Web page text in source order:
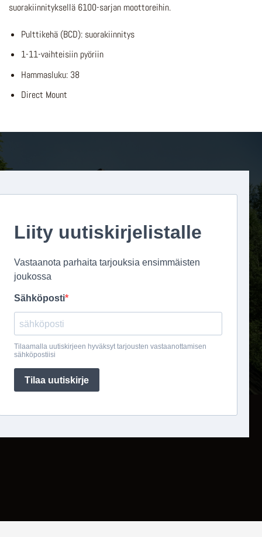
suorakiinnityksellä 6100-sarjan moottoreihin.
Pulttikehä (BCD): suorakiinnitys
1-11-vaihteisiin pyöriin
Hammasluku: 38
Direct Mount